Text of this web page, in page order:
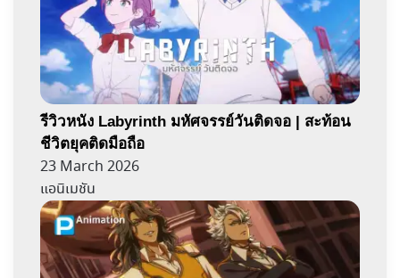
รีวิวหนัง Labyrinth มหัศจรรย์วันติดจอ | สะท้อน
ชีวิตยุคติดมือถือ
23 March 2026
แอนิเมชัน